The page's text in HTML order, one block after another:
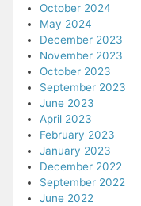
October 2024
May 2024
December 2023
November 2023
October 2023
September 2023
June 2023
April 2023
February 2023
January 2023
December 2022
September 2022
June 2022